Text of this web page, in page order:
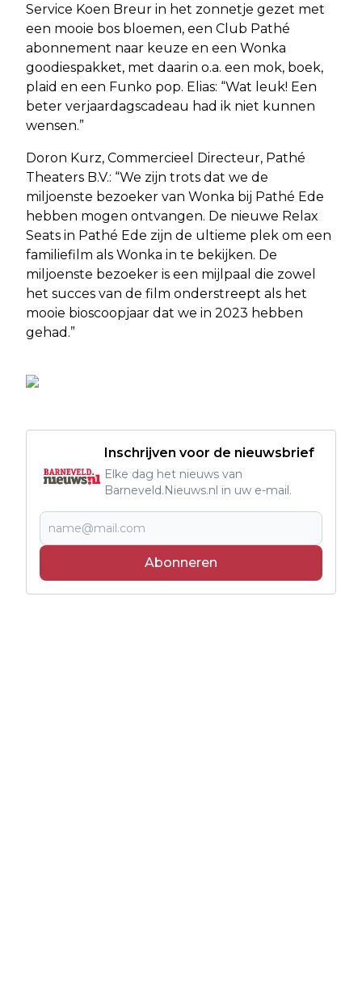
Service Koen Breur in het zonnetje gezet met
een mooie bos bloemen, een Club Pathé
abonnement naar keuze en een Wonka
goodiespakket, met daarin o.a. een mok, boek,
plaid en een Funko pop. Elias: “Wat leuk! Een
beter verjaardagscadeau had ik niet kunnen
wensen.”
Doron Kurz, Commercieel Directeur, Pathé
Theaters B.V.: “We zijn trots dat we de
miljoenste bezoeker van Wonka bij Pathé Ede
hebben mogen ontvangen. De nieuwe Relax
Seats in Pathé Ede zijn de ultieme plek om een
familiefilm als Wonka in te bekijken. De
miljoenste bezoeker is een mijlpaal die zowel
het succes van de film onderstreept als het
mooie bioscoopjaar dat we in 2023 hebben
gehad.”
Inschrijven voor de nieuwsbrief
Elke dag het nieuws van
Barneveld.Nieuws.nl in uw e-mail.
Abonneren